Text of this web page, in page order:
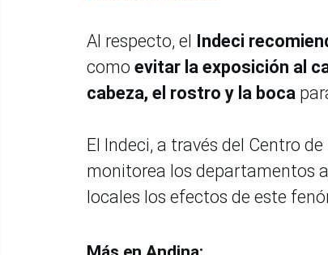
Al respecto, el Indeci
como evitar la exposición al
cabeza, el rostro y la boca
El Indeci, a través del Centro
monitorea los departamentos
locales los efectos de este